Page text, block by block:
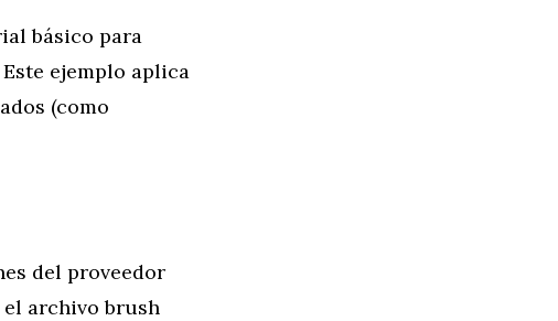
básico para
ejemplo aplica
(como
del proveedor
archivo brush